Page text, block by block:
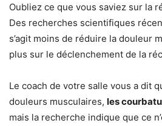
Oubliez ce que vous saviez sur la
Des recherches scientifiques
s’agit moins de réduire la douleur
plus sur le déclenchement de la
Le coach de votre salle vous a dit
douleurs musculaires, les
mais la recherche indique que ce